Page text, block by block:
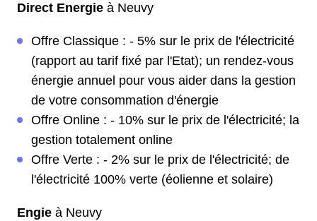
Direct Energie à Neuvy
Offre Classique : - 5% sur le prix de l'électricité
(rapport au tarif fixé par l'Etat); un rendez-vous
énergie annuel pour vous aider dans la gestion
de votre consommation d'énergie
Offre Online : - 10% sur le prix de l'électricité; la
gestion totalement online
Offre Verte : - 2% sur le prix de l'électricité; de
l'électricité 100% verte (éolienne et solaire)
Engie à Neuvy